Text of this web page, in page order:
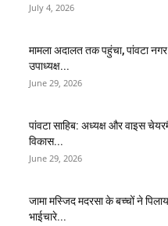
July 4, 2026
मामला अदालत तक पहुंचा, पांवटा
उपाध्यक्ष...
June 29, 2026
पांवटा साहिब: अध्यक्ष और वाइस
विकास...
June 29, 2026
जामा मस्जिद मदरसा के बच्चों ने
भाईचारे...